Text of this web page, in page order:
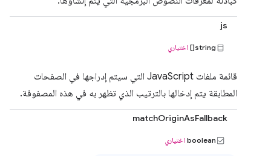
js
string[] اختياري
قائمة ملفات JavaScript التي سيتم إدراجها في الصفحات
المطابقة يتم إدخالها بالترتيب الذي تظهر به في هذه المصفوفة.
matchOriginAsFallback
boolean اختياري